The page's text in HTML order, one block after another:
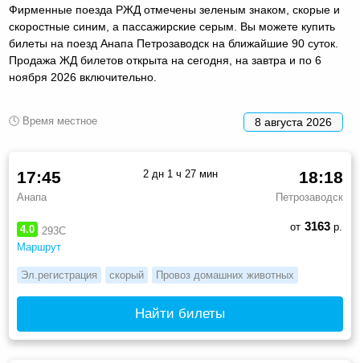
Фирменные поезда РЖД отмечены зеленым знаком, скорые и
скоростные синим, а пассажирские серым. Вы можете купить
билеты на поезд Анапа Петрозаводск на ближайшие 90 суток.
Продажа ЖД билетов открыта на сегодня, на завтра и по 6
ноября 2026 включительно.
🕓 Время местное 8 августа 2026
4.0
293С
Маршрут
17:45
Анапа
18:18
Петрозаводск
2 дн 1 ч 27 мин
от 3163р.
Эл.регистрация скорый Провоз домашних животных
Найти билеты